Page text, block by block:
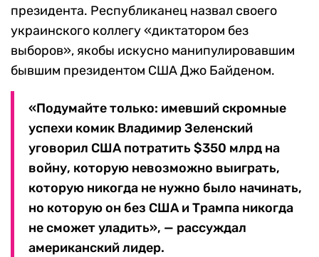
президента. Республиканец назвал своего
украинского коллегу «диктатором без
выборов», якобы искусно манипулировавшим
бывшим президентом США Джо Байденом.
«Подумайте только: имевший скромные
успехи комик Владимир Зеленский
уговорил США потратить $350 млрд на
войну, которую невозможно выиграть,
которую никогда не нужно было начинать,
но которую он без США и Трампа никогда
не сможет уладить», — рассуждал
американский лидер.